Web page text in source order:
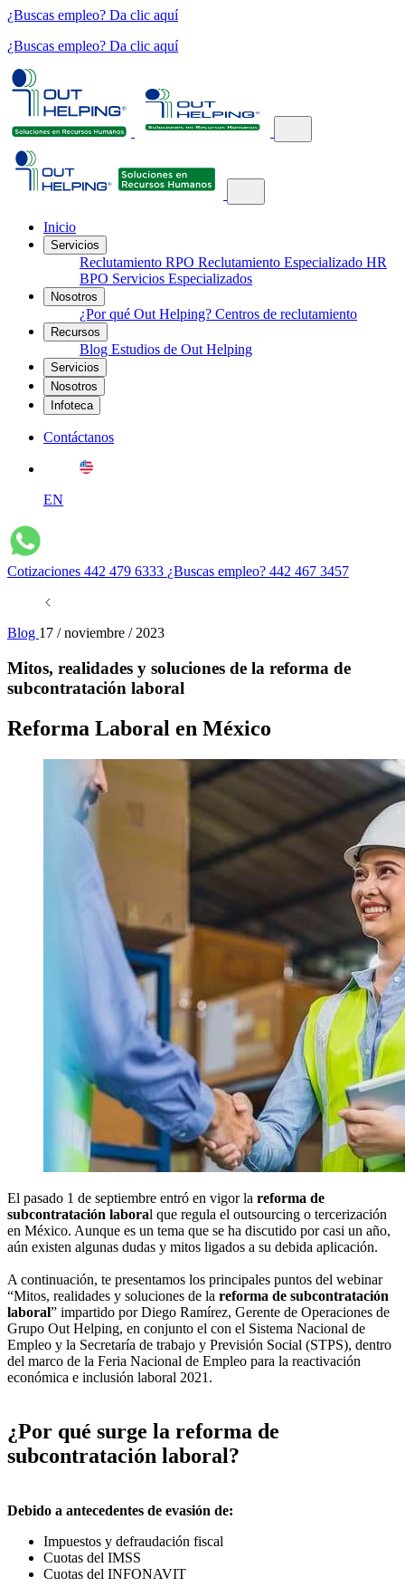
¿Buscas empleo? Da clic aquí
¿Buscas empleo? Da clic aquí
Inicio
Servicios
Reclutamiento RPO Reclutamiento Especializado HR
BPO Servicios Especializados
Nosotros
¿Por qué Out Helping? Centros de reclutamiento
Recursos
Blog Estudios de Out Helping
Servicios
Nosotros
Infoteca
Contáctanos
EN
Cotizaciones 442 479 6333 ¿Buscas empleo? 442 467 3457
Blog 17 / noviembre / 2023
Mitos, realidades y soluciones de la reforma de
subcontratación laboral
Reforma Laboral en México
El pasado 1 de septiembre entró en vigor la reforma de
subcontratación laboral que regula el outsourcing o tercerización
en México. Aunque es un tema que se ha discutido por casi un año,
aún existen algunas dudas y mitos ligados a su debida aplicación.
A continuación, te presentamos los principales puntos del webinar
“Mitos, realidades y soluciones de la reforma de subcontratación
laboral” impartido por Diego Ramírez, Gerente de Operaciones de
Grupo Out Helping, en conjunto el con el Sistema Nacional de
Empleo y la Secretaría de trabajo y Previsión Social (STPS), dentro
del marco de la Feria Nacional de Empleo para la reactivación
económica e inclusión laboral 2021.
¿Por qué surge la reforma de
subcontratación laboral?
Debido a antecedentes de evasión de:
Impuestos y defraudación fiscal
Cuotas del IMSS
Cuotas del INFONAVIT